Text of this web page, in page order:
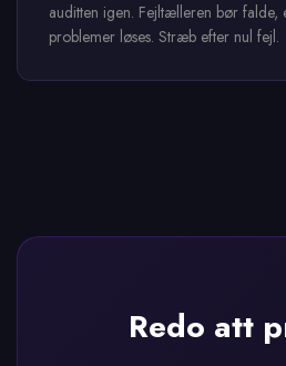
auditten igen. Fejltælleren bør falde,
problemer løses. Stræb efter nul fejl.
Redo att